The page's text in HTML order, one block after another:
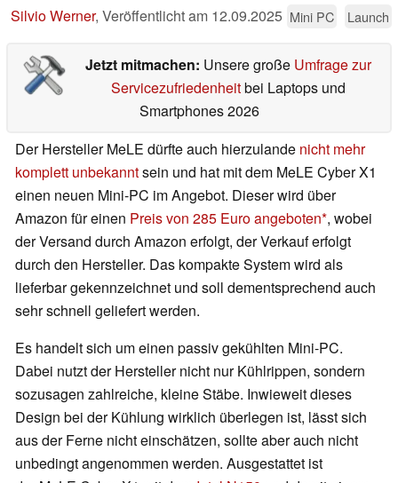
Silvio Werner, Veröffentlicht am 12.09.2025 Mini PC Launch
Jetzt mitmachen: Unsere große Umfrage zur
Servicezufriedenheitbei Laptops und
Smartphones 2026
Der Hersteller MeLE dürfte auch hierzulande nicht mehr
komplett unbekanntsein und hat mit dem MeLE Cyber X1
einen neuen Mini-PC im Angebot. Dieser wird über
Amazon für einen Preis von 285 Euro angeboten , wobei
der Versand durch Amazon erfolgt, der Verkauf erfolgt
durch den Hersteller. Das kompakte System wird als
lieferbar gekennzeichnet und soll dementsprechend auch
sehr schnell geliefert werden.
Es handelt sich um einen passiv gekühlten Mini-PC.
Dabei nutzt der Hersteller nicht nur Kühlrippen, sondern
sozusagen zahlreiche, kleine Stäbe. Inwieweit dieses
Design bei der Kühlung wirklich überlegen ist, lässt sich
aus der Ferne nicht einschätzen, sollte aber auch nicht
unbedingt angenommen werden. Ausgestattet ist